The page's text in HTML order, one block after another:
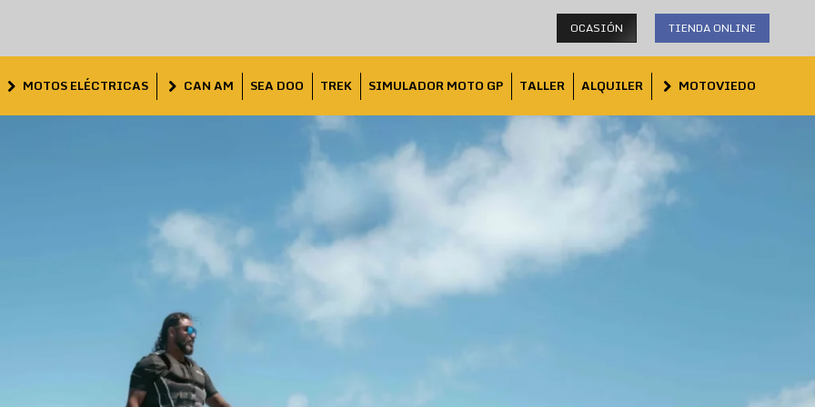
OCASIÓN TIENDA ONLINE
MOTOS ELÉCTRICAS CAN AM SEA DOO TREK SIMULADOR MOTO GP TALLER ALQUILER MOTOVIEDO